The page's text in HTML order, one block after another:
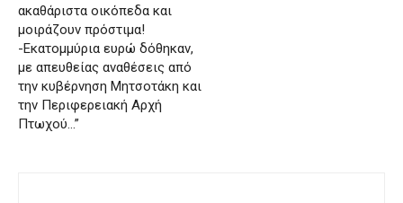
ακαθάριστα οικόπεδα και
μοιράζουν πρόστιμα!
-Εκατομμύρια ευρώ δόθηκαν,
με απευθείας αναθέσεις από
την κυβέρνηση Μητσοτάκη και
την Περιφερειακή Αρχή
Πτωχού…”